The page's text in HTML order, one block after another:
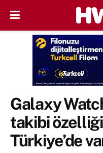
Galaxy
takibi
Türkiye’de